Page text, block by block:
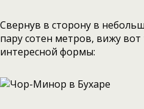
Свернув в сторону в
пару сотен метров, вижу
интересной формы: